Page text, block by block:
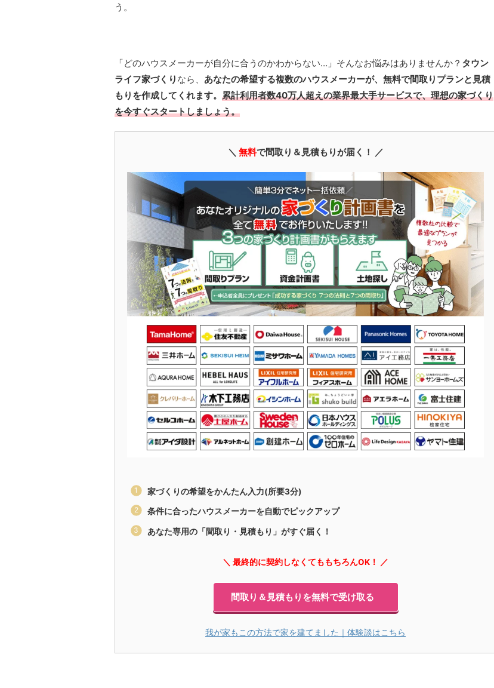
う。
「どのハウスメーカーが自分に合うのかわからない…」そんなお悩みはありませんか？ タウン
ライフ家づくり なら、 あなたの希望する複数のハウスメーカーが、無料で間取りプランと見積
もりを作成してくれます。 累計利用者数40万人超えの業界最大手サービスで、理想の家づくり
を今すぐスタートしましょう。
＼ 無料で間取り＆見積もりが届く！ ／
家づくりの希望をかんたん入力(所要3分)
条件に合ったハウスメーカーを自動でピックアップ
あなた専用の「間取り・見積もり」がすぐ届く！
＼ 最終的に契約しなくてももちろんOK！ ／
間取り＆見積もりを無料で受け取る
我が家もこの方法で家を建てました｜体験談はこちら